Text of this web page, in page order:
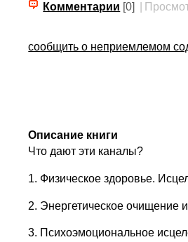
Комментарии [0]
сообщить о неприемлемом
Описание книги
Что дают эти каналы?
1. Физическое здоровье.
2. Энергетическое очищение
3. Психоэмоциональное